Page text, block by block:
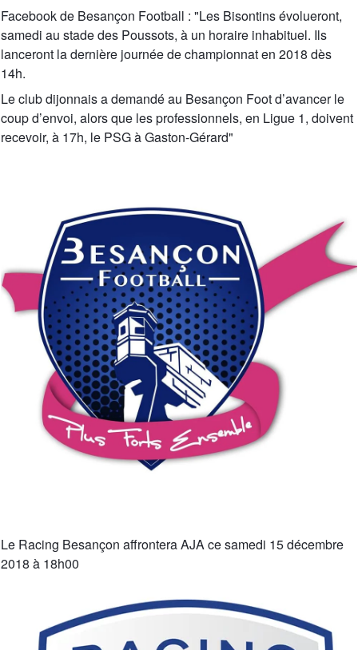
Facebook de Besançon Football : "Les Bisontins évolueront,
samedi au stade des Poussots, à un horaire inhabituel. Ils
lanceront la dernière journée de championnat en 2018 dès
14h.
Le club dijonnais a demandé au Besançon Foot d’avancer le
coup d’envoi, alors que les professionnels, en Ligue 1, doivent
recevoir, à 17h, le PSG à Gaston-Gérard"
Le Racing Besançon affrontera AJA ce samedi 15 décembre
2018 à 18h00